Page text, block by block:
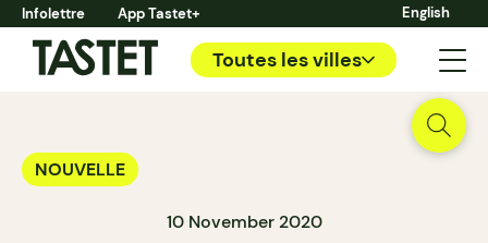
Infolettre App Tastet+ English
Toutes les villes
NOUVELLE
10 November 2020